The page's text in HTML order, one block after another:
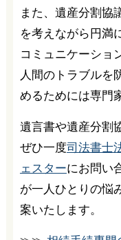
また、遺産分割協
を考えながら円満
コミュニケーショ
人間のトラブルを
めるためには専門
遺言書や遺産分割
ぜひ一度司法書士
ェスターにお問い
が一人ひとりの悩
案いたします。